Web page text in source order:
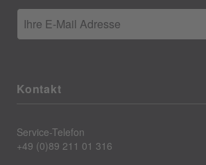
Ihre E-Mail Adresse
Kontakt
Service-Telefon
+49 (0)89 211 01 316